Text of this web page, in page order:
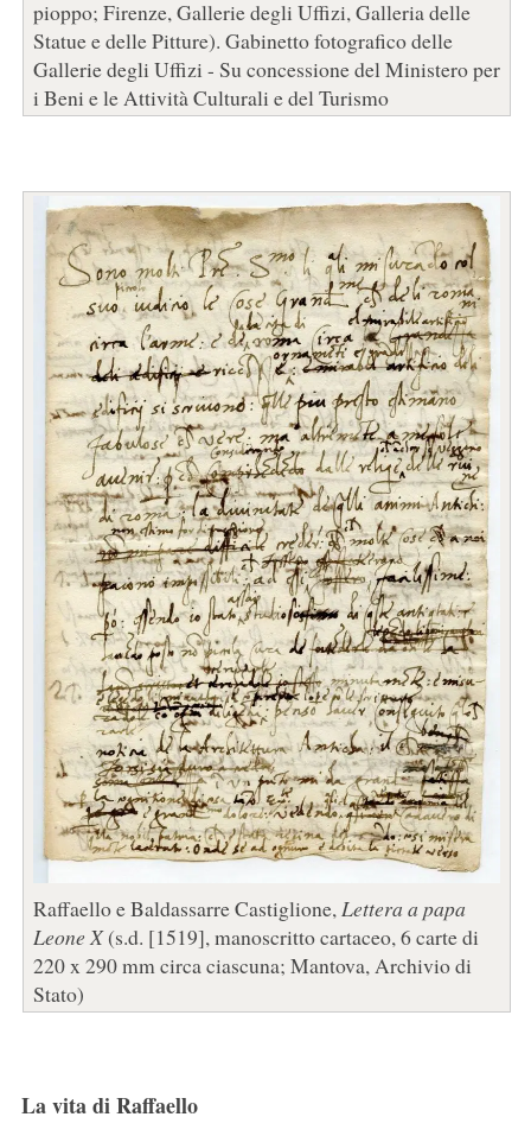
pioppo; Firenze, Gallerie degli Uffizi, Galleria delle
Statue e delle Pitture). Gabinetto fotografico delle
Gallerie degli Uffizi - Su concessione del Ministero per
i Beni e le Attività Culturali e del Turismo
Raffaello e Baldassarre Castiglione,Lettera a papa
Leone X(s.d. [1519], manoscritto cartaceo, 6 carte di
220 x 290 mm circa ciascuna; Mantova, Archivio di
Stato)
La vita di Raffaello